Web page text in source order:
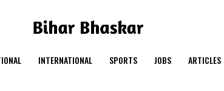
INTERNATIONAL SPORTS JOBS ARTICLES